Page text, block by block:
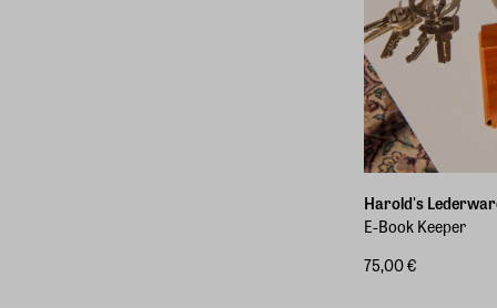
Harold's
E-Book Keeper
75,00 €